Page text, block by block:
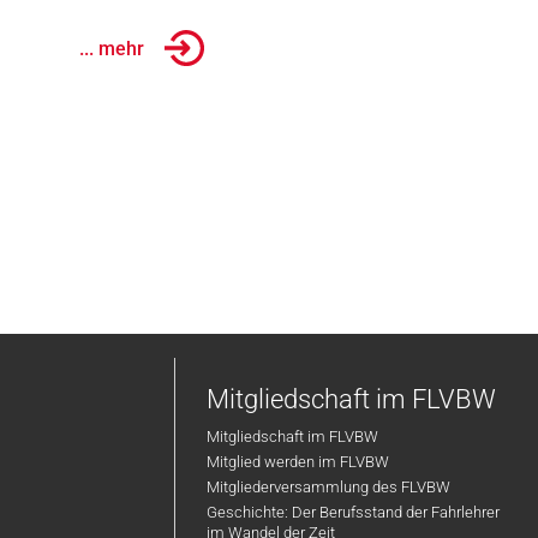
... mehr
Mitgliedschaft im FLVBW
Mitgliedschaft im FLVBW
Mitglied werden im FLVBW
Mitgliederversammlung des FLVBW
Geschichte: Der Berufsstand der Fahrlehrer
im Wandel der Zeit